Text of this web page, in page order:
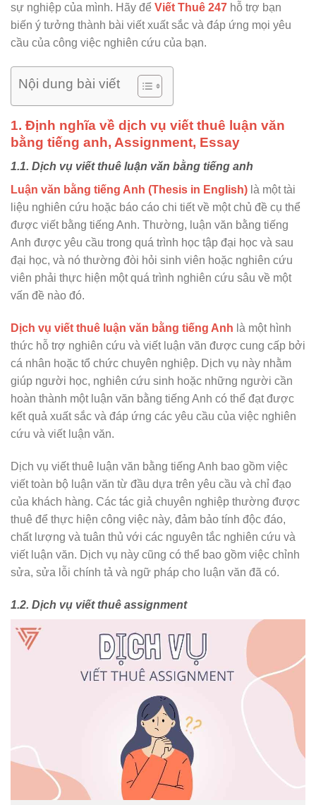
sự nghiệp của mình. Hãy để Viết Thuê 247 hỗ trợ bạn
biến ý tưởng thành bài viết xuất sắc và đáp ứng mọi yêu
cầu của công việc nghiên cứu của bạn.
Nội dung bài viết
1. Định nghĩa về dịch vụ viết thuê luận văn
bằng tiếng anh, Assignment, Essay
1.1. Dịch vụ viết thuê luận văn bằng tiếng anh
Luận văn bằng tiếng Anh (Thesis in English) là một tài
liệu nghiên cứu hoặc báo cáo chi tiết về một chủ đề cụ thể
được viết bằng tiếng Anh. Thường, luận văn bằng tiếng
Anh được yêu cầu trong quá trình học tập đại học và sau
đại học, và nó thường đòi hỏi sinh viên hoặc nghiên cứu
viên phải thực hiện một quá trình nghiên cứu sâu về một
vấn đề nào đó.
Dịch vụ viết thuê luận văn bằng tiếng Anh là một hình
thức hỗ trợ nghiên cứu và viết luận văn được cung cấp bởi
cá nhân hoặc tổ chức chuyên nghiệp. Dịch vụ này nhằm
giúp người học, nghiên cứu sinh hoặc những người cần
hoàn thành một luận văn bằng tiếng Anh có thể đạt được
kết quả xuất sắc và đáp ứng các yêu cầu của việc nghiên
cứu và viết luận văn.
Dịch vụ viết thuê luận văn bằng tiếng Anh bao gồm việc
viết toàn bộ luận văn từ đầu dựa trên yêu cầu và chỉ đạo
của khách hàng. Các tác giả chuyên nghiệp thường được
thuê để thực hiện công việc này, đảm bảo tính độc đáo,
chất lượng và tuân thủ với các nguyên tắc nghiên cứu và
viết luận văn. Dịch vụ này cũng có thể bao gồm việc chỉnh
sửa, sửa lỗi chính tả và ngữ pháp cho luận văn đã có.
1.2. Dịch vụ viết thuê assignment